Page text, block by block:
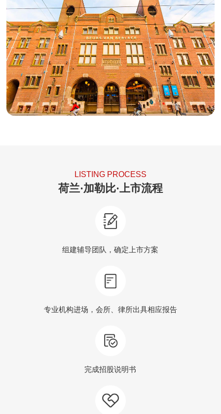
6）业务基本独立，具有持续经营能力。
7）公司治理健全规范，无重大违法违规记录或损害
投资者利益的行为。
LISTING PROCESS
荷兰·加勒比·上市流程
组建辅导团队，确定上市方案
专业机构进场，会所、律所出具相应报告
完成招股说明书